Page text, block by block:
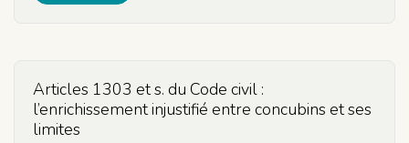
Articles 1303 et s. du Code civil :
l’enrichissement injustifié entre concubins et ses
limites